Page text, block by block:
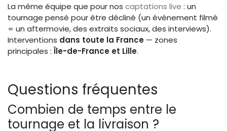
La même équipe que pour nos captations live : un
tournage pensé pour être décliné (un événement filmé
= un aftermovie, des extraits sociaux, des interviews).
Interventions dans toute la France — zones
principales : Île-de-France et Lille.
Questions fréquentes
Combien de temps entre le
tournage et la livraison ?